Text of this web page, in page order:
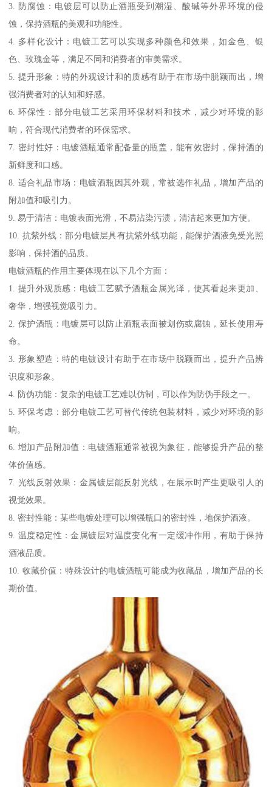
3. 防腐蚀：电镀层可以防止酒瓶受到潮湿、酸碱等外界环境的侵
蚀，保持酒瓶的美观和功能性。
4. 多样化设计：电镀工艺可以实现多种颜色和效果，如金色、银
色、玫瑰金等，满足不同和消费者的审美需求。
5. 提升形象：特的外观设计和的质感有助于在市场中脱颖而出，增
强消费者对的认知和好感。
6. 环保性：部分电镀工艺采用环保材料和技术，减少对环境的影
响，符合现代消费者的环保需求。
7. 密封性好：电镀酒瓶通常配备量的瓶盖，能有效密封，保持酒的
新鲜度和口感。
8. 适合礼品市场：电镀酒瓶因其外观，常被选作礼品，增加产品的
附加值和吸引力。
9. 易于清洁：电镀表面光滑，不易沾染污渍，清洁起来更加方便。
10. 抗紫外线：部分电镀层具有抗紫外线功能，能保护酒液免受光照
影响，保持酒的品质。
电镀酒瓶的作用主要体现在以下几个方面：
1. 提升外观质感：电镀工艺赋予酒瓶金属光泽，使其看起来更加、
奢华，增强视觉吸引力。
2. 保护酒瓶：电镀层可以防止酒瓶表面被划伤或腐蚀，延长使用寿
命。
3. 形象塑造：特的电镀设计有助于在市场中脱颖而出，提升产品辨
识度和形象。
4. 防伪功能：复杂的电镀工艺难以仿制，可以作为防伪手段之一。
5. 环保考虑：部分电镀工艺可替代传统包装材料，减少对环境的影
响。
6. 增加产品附加值：电镀酒瓶通常被视为象征，能够提升产品的整
体价值感。
7. 光线反射效果：金属镀层能反射光线，在展示时产生更吸引人的
视觉效果。
8. 密封性能：某些电镀处理可以增强瓶口的密封性，地保护酒液。
9. 温度稳定性：金属镀层对温度变化有一定缓冲作用，有助于保持
酒液品质。
10. 收藏价值：特殊设计的电镀酒瓶可能成为收藏品，增加产品的长
期价值。